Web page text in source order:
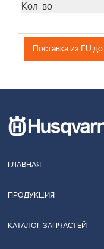
Поставка из EU
ГЛАВНАЯ
ПРОДУКЦИЯ
КАТАЛОГ ЗАПЧАСТЕЙ